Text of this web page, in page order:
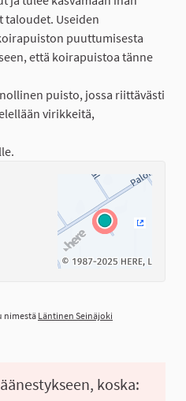
taloudet. Useiden
puuttumisesta
että koirapuistoa tänne
puisto, jossa riittävästi
virikkeitä,
Läntinen Seinäjoki
nimestä Läntinen Seinäjoki
koska: